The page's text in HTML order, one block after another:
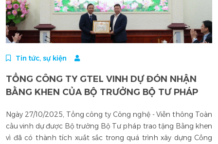
Tin tức, sự kiện
TỔNG CÔNG TY GTEL VINH DỰ ĐÓN NHẬN
BẰNG KHEN CỦA BỘ TRƯỞNG BỘ TƯ PHÁP
Ngày 27/10/2025, Tổng công ty Công nghệ - Viễn thông Toàn
cầu vinh dự được Bộ trưởng Bộ Tư pháp trao tặng Bằng khen
vì đã có thành tích xuất sắc trong quá trình xây dựng Cổng